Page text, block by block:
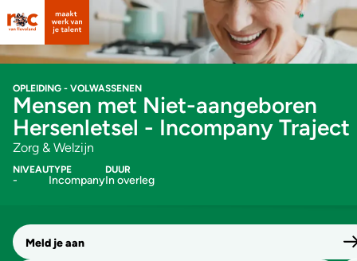
OPLEIDING - VOLWASSENEN
Mensen met Niet-aangeboren
Hersenletsel - Incompany Traject
Zorg & Welzijn
NIVEAU
-
TYPE
Incompany
DUUR
In overleg
Meld je aan